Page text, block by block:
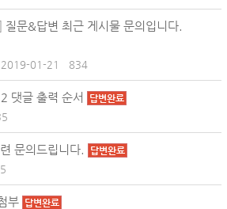
질문&답변 최근 게시물 문의입니다.
2019-01-21 834
댓글 출력 순서 답변완료
문의드립니다. 답변완료
부 답변완료